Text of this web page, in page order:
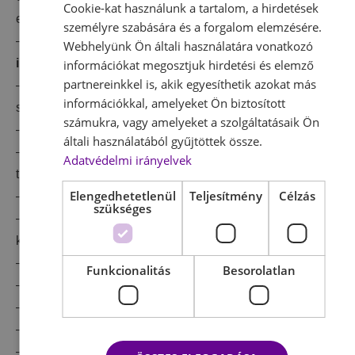
ellen
– Növeli az immunsejtek mennyiségét,
erősíti az
immunrendszert
– Öregedés késleltetése, ráncok kisimulásának
segítése
– A rákkialakulás valószínűségének csökkentése
– A menopauza bekövetkezésének kitolása, klimax
tüneteinek csökkentése
– Depresszió leküzdése
– Stressz, az öregedéssel összefüggő betegségek
kialakulási esélyének csökkentése
– A veszélyes vérrögképződés mérséklése
– Antitesttermelés (monociták, killersejtek) fokozása
– Reumatikus fájdalmak megszüntetése
– Túlsúlyvesztés segítése
– Emlékezőtehetség erősítése
Cookie-kat használunk a tartalom, a hirdetések
személyre szabására és a forgalom elemzésére.
Webhelyünk Ön általi használatára vonatkozó
információkat megosztjuk hirdetési és elemző
partnereinkkel is, akik egyesíthetik azokat más
információkkal, amelyeket Ön biztosított
számukra, vagy amelyeket a szolgáltatásaik Ön
általi használatából gyűjtöttek össze.
Adatvédelmi irányelvek
Elengedhetetlenül
szükséges
Teljesítmény Célzás
Funkcionalitás Besorolatlan